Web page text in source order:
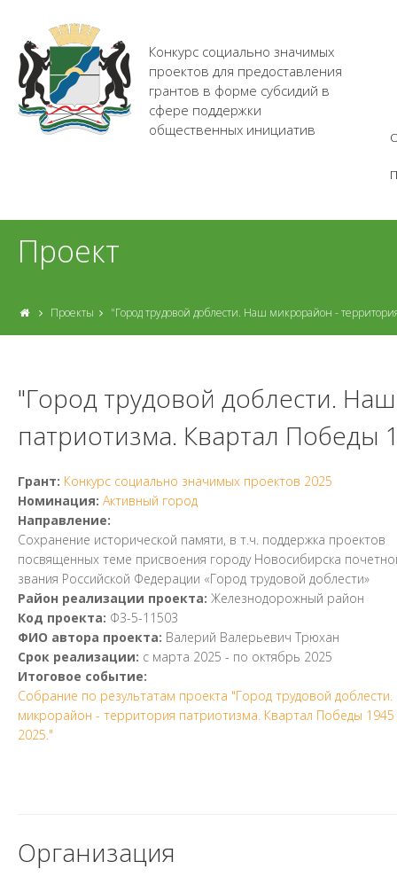
Конкурс социально значимых
проектов для предоставления
грантов в форме субсидий в
сфере поддержки
общественных инициатив
Проект
Проекты "Город трудовой доблести. Наш микрорайон -
"Город трудовой доблести.
патриотизма. Квартал Победы
Грант: Конкурс социально значимых проектов 2025
Номинация: Активный город
Направление:
Сохранение исторической памяти, в т.ч. поддержка проектов
посвященных теме присвоения городу Новосибирска
звания Российской Федерации «Город трудовой доблести»
Район реализации проекта: Железнодорожный район
Код проекта: Ф3-5-11503
ФИО автора проекта: Валерий Валерьевич Трюхан
Срок реализации: с марта 2025 - по октябрь 2025
Итоговое событие:
Собрание по результатам проекта "Город трудовой
микрорайон - территория патриотизма. Квартал Победы
2025."
Организация